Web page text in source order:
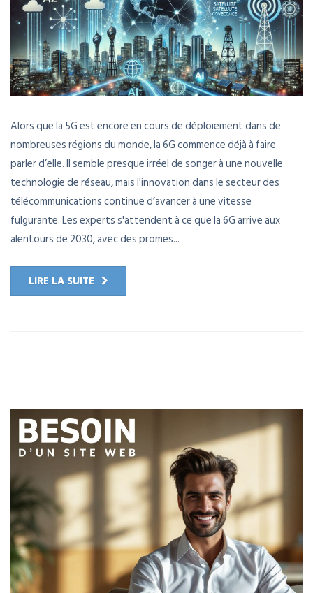
Alors que la 5G est encore en cours de déploiement dans de
nombreuses régions du monde, la 6G commence déjà à faire
parler d’elle. Il semble presque irréel de songer à une nouvelle
technologie de réseau, mais l'innovation dans le secteur des
télécommunications continue d’avancer à une vitesse
fulgurante. Les experts s'attendent à ce que la 6G arrive aux
alentours de 2030, avec des promes...
LIRE LA SUITE